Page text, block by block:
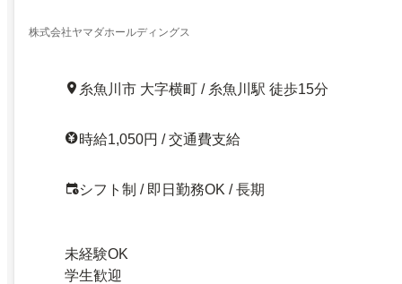
株式会社ヤマダホールディングス
糸魚川市 大字横町 / 糸魚川駅 徒歩15分
時給1,050円 / 交通費支給
シフト制 / 即日勤務OK / 長期
未経験OK
学生歓迎